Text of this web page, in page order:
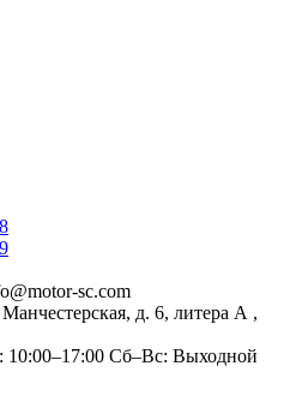
sc.com
д. 6, литера А ,
10:00–17:00 Сб–Вс: Выходной